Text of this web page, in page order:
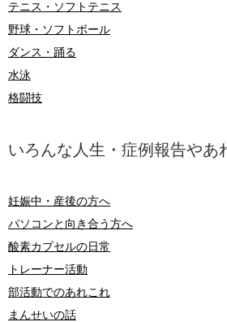
テニス・ソフトテニス
野球・ソフトボール
ダンス・踊る
水泳
格闘技
いろんな人生・症例報告やあ
妊娠中・産後の方へ
パソコンと向き合う方へ
酸素カプセルの日常
トレーナー活動
部活動でのあれこれ
まんせいの話